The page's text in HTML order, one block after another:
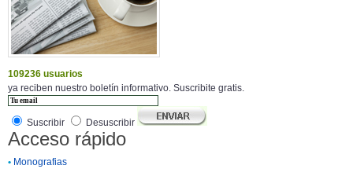
109236 usuarios
ya reciben nuestro boletín informativo. Suscribite gratis.
Suscribir Desuscribir
Acceso rápido
• Monografias